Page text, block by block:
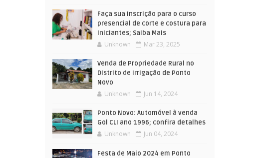
Faça sua Inscrição para o curso
presencial de corte e costura para
iniciantes; Saiba Mais
Unknown Mar 23, 2025
Venda de Propriedade Rural no
Distrito de Irrigação de Ponto
Novo
Unknown Jun 14, 2024
Ponto Novo: Automóvel à venda
Gol CLI ano 1996; confira detalhes
Unknown Jun 04, 2024
Festa de Maio 2024 em Ponto